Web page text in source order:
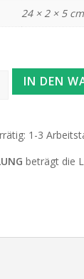
24 × 2 × 5 cm
"Petrol mit
IN DEN
1-3
beträgt die